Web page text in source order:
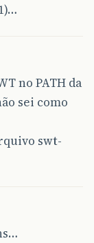
no PATH da
sei como
swt-